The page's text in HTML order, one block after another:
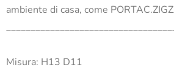
ambiente di casa, come
Misura: H13 D11